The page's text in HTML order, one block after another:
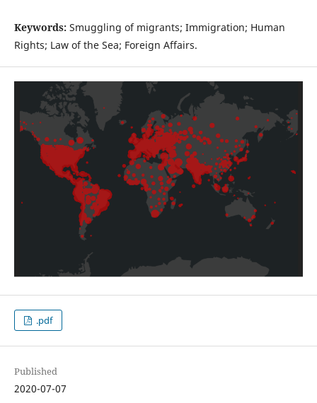
Keywords: Smuggling of migrants; Immigration; Human
Rights; Law of the Sea; Foreign Affairs.
.pdf
Published
2020-07-07